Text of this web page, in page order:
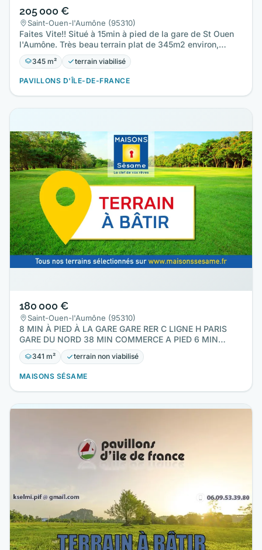
205 000 €
Saint-Ouen-l'Aumône (95310)
Faites Vite!! Situé à 15min à pied de la gare de St Ouen
l'Aumône. Très beau terrain plat de 345m2 environ,
entièrement…
345 m² terrain viabilisé
PAVILLONS D'ÎLE-DE-FRANCE
180 000 €
Saint-Ouen-l'Aumône (95310)
8 MIN À PIED À LA GARE GARE RER C LIGNE H PARIS
GARE DU NORD 38 MIN COMMERCE A PIED 6 MIN
TERRAIN PLAT LOT AVANT Prix…
341 m² terrain non viabilisé
MAISONS SÉSAME